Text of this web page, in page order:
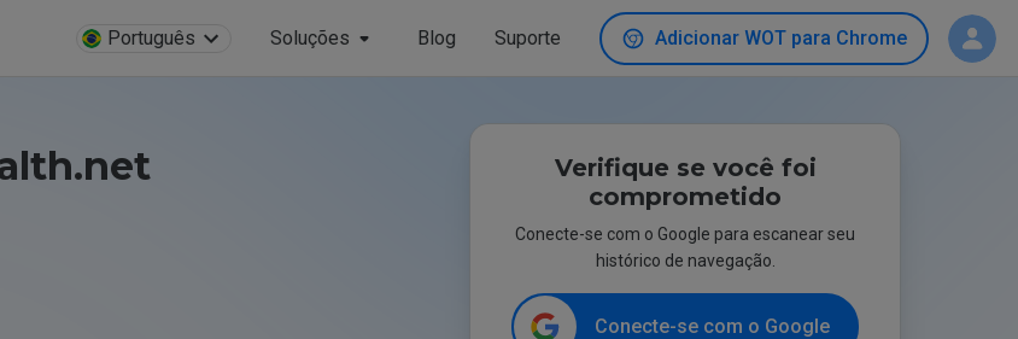
Português Soluções Blog Suporte Adicionar WOT para Chrome
Verifique se você foi
comprometido
Conecte-se com o Google para escanear seu
histórico de navegação.
Conecte-se com o Google